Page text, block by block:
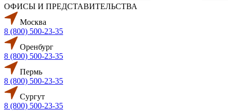
ОФИСЫ И ПРЕДСТАВИТЕЛЬСТВА
Москва
8 (800) 500-23-35
Оренбург
8 (800) 500-23-35
Пермь
8 (800) 500-23-35
Сургут
8 (800) 500-23-35